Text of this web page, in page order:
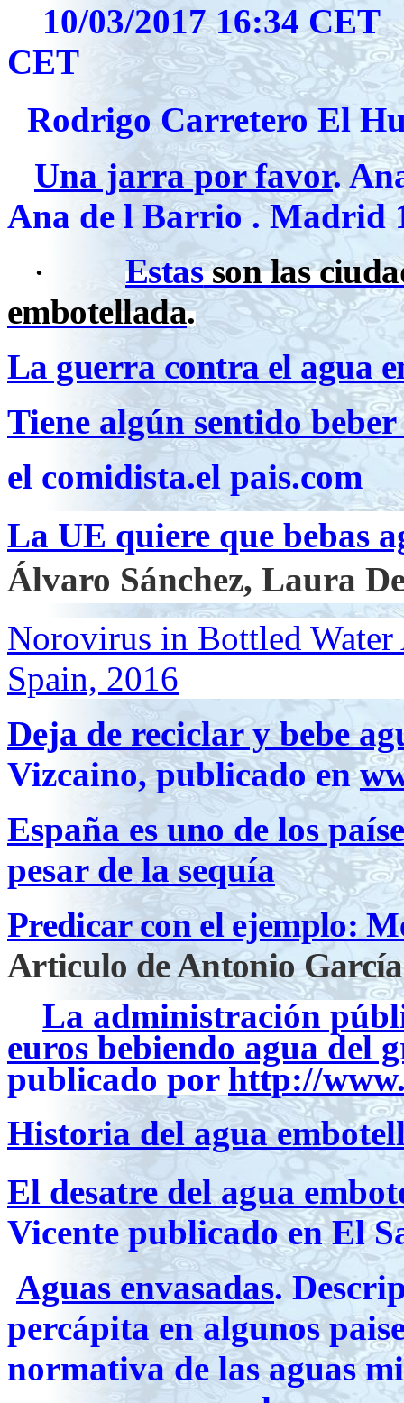
10/03/2017 16:34
CET
Rodrigo Carretero El
Una jarra por favor.
Ana de l Barrio . Madrid
· Estasson las
embotellada.
La guerra contra el agua
Tiene algún sentido
el comidista.el pais.com
La UE quiere que bebas
Álvaro Sánchez, Laura
Norovirus in Bottled Water
Spain, 2016
Deja de reciclar y bebe
Vizcaino, publicado en
España es uno de los
pesar de la sequía
Predicar con el ejemplo:
Articulo de Antonio
La administración
euros bebiendo agua del
publicado por http://
Historia del agua
El desatre del agua
Vicente publicado en El
Aguas envasadas.
percápita en algunos
normativa de las aguas